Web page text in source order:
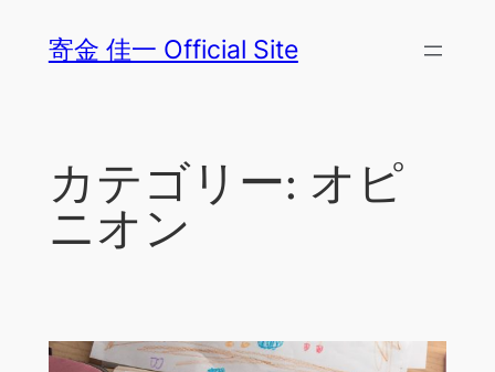
寄金 佳一 Official Site
カテゴリー: オピ
ニオン